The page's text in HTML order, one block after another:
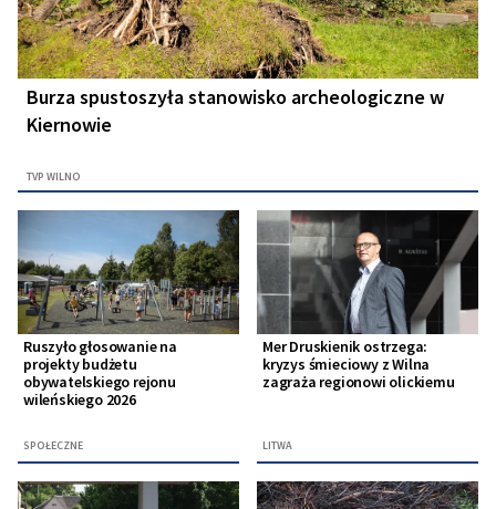
Burza spustoszyła stanowisko archeologiczne w
Kiernowie
TVP WILNO
Ruszyło głosowanie na
projekty budżetu
obywatelskiego rejonu
wileńskiego 2026
SPOŁECZNE
Mer Druskienik ostrzega:
kryzys śmieciowy z Wilna
zagraża regionowi olickiemu
LITWA